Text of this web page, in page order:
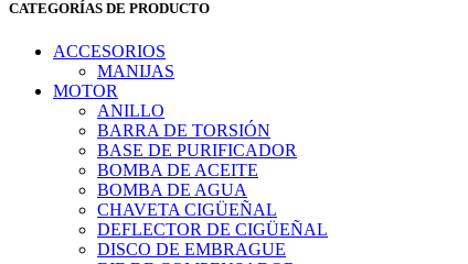
CATEGORÍAS DE PRODUCTO
ACCESORIOS
MANIJAS
MOTOR
ANILLO
BARRA DE TORSIÓN
BASE DE PURIFICADOR
BOMBA DE ACEITE
BOMBA DE AGUA
CHAVETA CIGÜEÑAL
DEFLECTOR DE CIGÜEÑAL
DISCO DE EMBRAGUE